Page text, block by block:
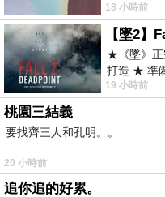
好 因
18 小時前
【墜2】
★《墜》正
打造 ★ 準
19 小時前
桃園三結義
要找齊三人和孔明。。
20 小時前
追你追的好累。